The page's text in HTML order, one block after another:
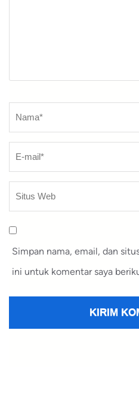
Nama
Simpan nama, email, dan
ini untuk komentar saya